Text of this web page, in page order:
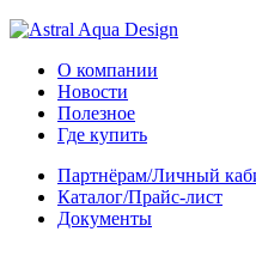
О компании
Новости
Полезное
Где купить
Партнёрам/Личный
Каталог/Прайс-лист
Документы